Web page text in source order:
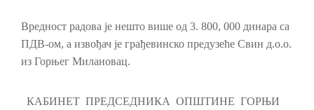
Вредност радова је нешто више од 3. 800, 000 динара са
ПДВ-ом, а извођач је грађевинско предузеће Свин д.о.о.
из Горњег Милановац.
КАБИНЕТ ПРЕДСЕДНИКА ОПШТИНЕ ГОРЊИ